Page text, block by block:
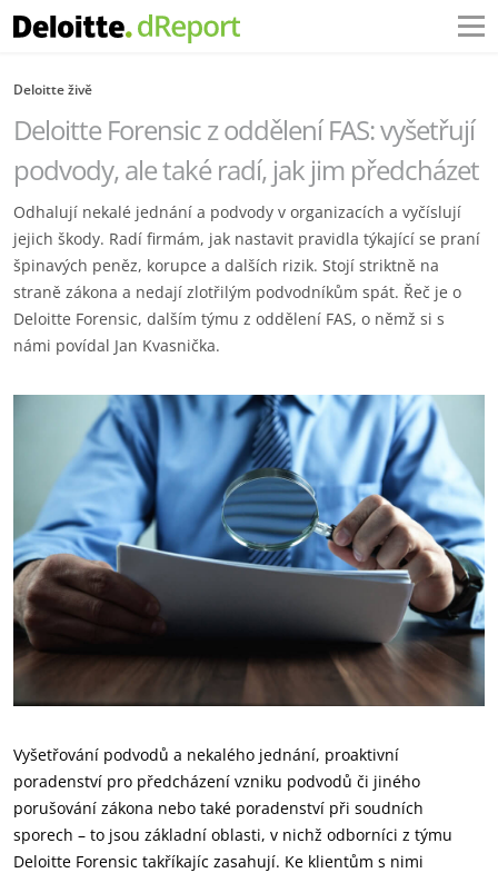
Deloitte živě
Deloitte Forensic z oddělení FAS: vyšetřují
podvody, ale také radí, jak jim předcházet
Odhalují nekalé jednání a podvody v organizacích a vyčíslují
jejich škody. Radí firmám, jak nastavit pravidla týkající se praní
špinavých peněz, korupce a dalších rizik. Stojí striktně na
straně zákona a nedají zlotřilým podvodníkům spát. Řeč je o
Deloitte Forensic, dalším týmu z oddělení FAS, o němž si s
námi povídal Jan Kvasnička.
Vyšetřování podvodů a nekalého jednání, proaktivní
poradenství pro předcházení vzniku podvodů či jiného
porušování zákona nebo také poradenství při soudních
sporech – to jsou základní oblasti, v nichž odborníci z týmu
Deloitte Forensic takříkajíc zasahují. Ke klientům s nimi